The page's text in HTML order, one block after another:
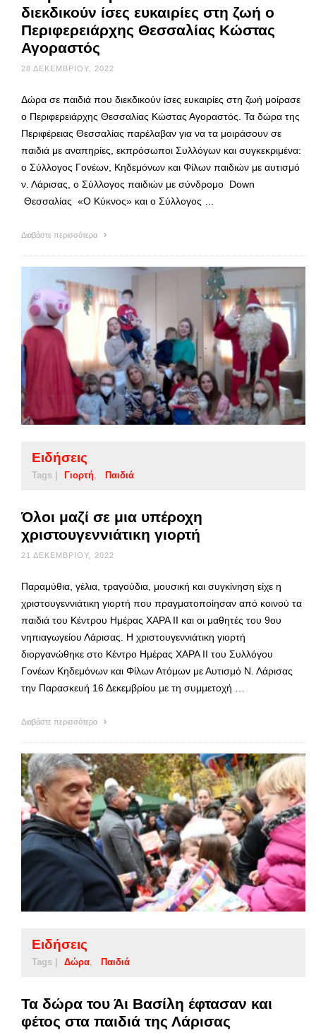
διεκδικούν ίσες ευκαιρίες στη ζωή ο
Περιφερειάρχης Θεσσαλίας Κώστας
Αγοραστός
28 ΔΕΚΕΜΒΡΊΟΥ, 2022
Δώρα σε παιδιά που διεκδικούν ίσες ευκαιρίες στη ζωή μοίρασε
ο Περιφερειάρχης Θεσσαλίας Κώστας Αγοραστός. Τα δώρα της
Περιφέρειας Θεσσαλίας παρέλαβαν για να τα μοιράσουν σε
παιδιά με αναπηρίες, εκπρόσωποι Συλλόγων και συγκεκριμένα:
ο Σύλλογος Γονέων, Κηδεμόνων και Φίλων παιδιών με αυτισμό
ν. Λάρισας, ο Σύλλογος παιδιών με σύνδρομο Down
Θεσσαλίας «Ο Κύκνος» και ο Σύλλογος …
Διαβάστε περισσότερα
Ειδήσεις
Tags | Γιορτή Παιδιά
Όλοι μαζί σε μια υπέροχη
χριστουγεννιάτικη γιορτή
21 ΔΕΚΕΜΒΡΊΟΥ, 2022
Παραμύθια, γέλια, τραγούδια, μουσική και συγκίνηση είχε η
χριστουγεννιάτικη γιορτή που πραγματοποίησαν από κοινού τα
παιδιά του Κέντρου Ημέρας ΧΑΡΑ ΙΙ και οι μαθητές του 9ου
νηπιαγωγείου Λάρισας. Η χριστουγεννιάτικη γιορτή
διοργανώθηκε στο Κέντρο Ημέρας ΧΑΡΑ ΙΙ του Συλλόγου
Γονέων Κηδεμόνων και Φίλων Ατόμων με Αυτισμό Ν. Λάρισας
την Παρασκευή 16 Δεκεμβρίου με τη συμμετοχή …
Διαβάστε περισσότερα
Ειδήσεις
Tags | Δώρα Παιδιά
Τα δώρα του Άι Βασίλη έφτασαν και
φέτος στα παιδιά της Λάρισας